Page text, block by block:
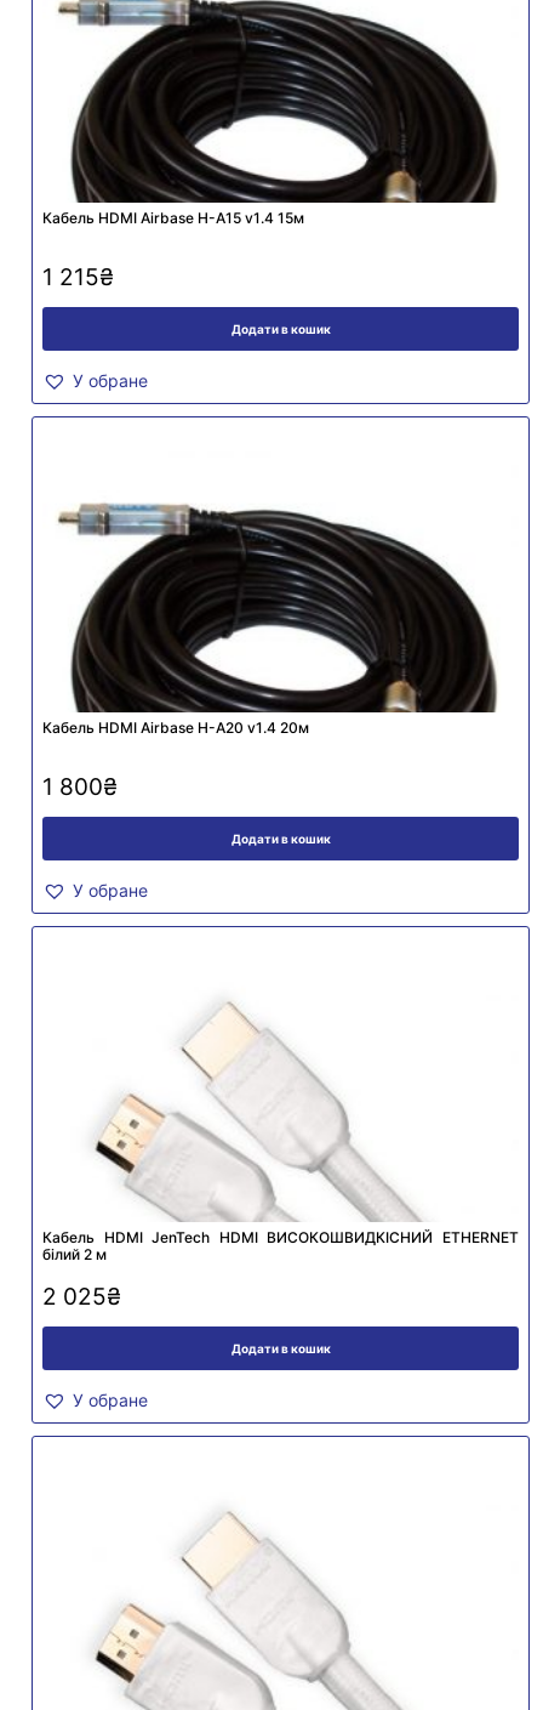
Кабель HDMI Airbase Н-А15 v1.4 15м
1 215₴
Додати в кошик
У обране
Кабель HDMI Airbase Н-А20 v1.4 20м
1 800₴
Додати в кошик
У обране
Кабель HDMI JenTech HDMI ВИСОКОШВИДКІСНИЙ ETHERNET
білий 2 м
2 025₴
Додати в кошик
У обране